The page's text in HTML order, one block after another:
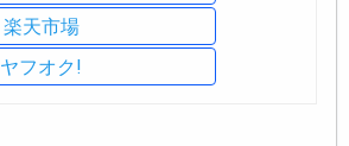
楽天市場
ヤフオク!